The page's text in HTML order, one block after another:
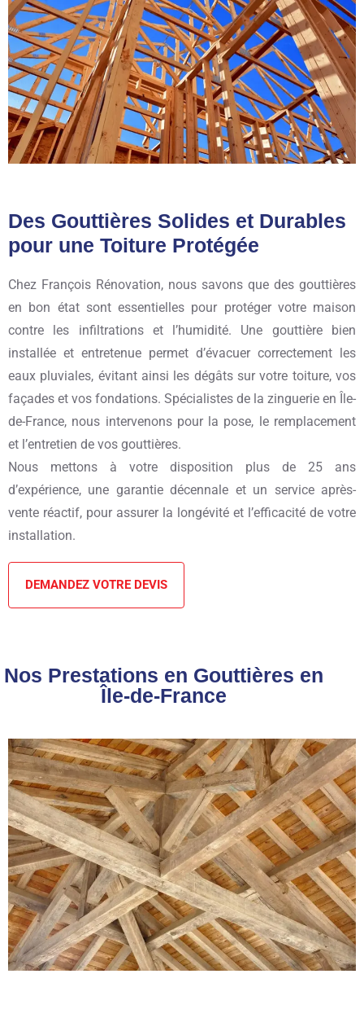
Des Gouttières Solides et Durables
pour une Toiture Protégée
Chez François Rénovation, nous savons que des gouttières
en bon état sont essentielles pour protéger votre maison
contre les infiltrations et l’humidité. Une gouttière bien
installée et entretenue permet d’évacuer correctement les
eaux pluviales, évitant ainsi les dégâts sur votre toiture, vos
façades et vos fondations. Spécialistes de la zinguerie en Île-
de-France, nous intervenons pour la pose, le remplacement
et l’entretien de vos gouttières.
Nous mettons à votre disposition plus de 25 ans
d’expérience, une garantie décennale et un service après-
vente réactif, pour assurer la longévité et l’efficacité de votre
installation.
DEMANDEZ VOTRE DEVIS
Nos Prestations en Gouttières en
Île-de-France